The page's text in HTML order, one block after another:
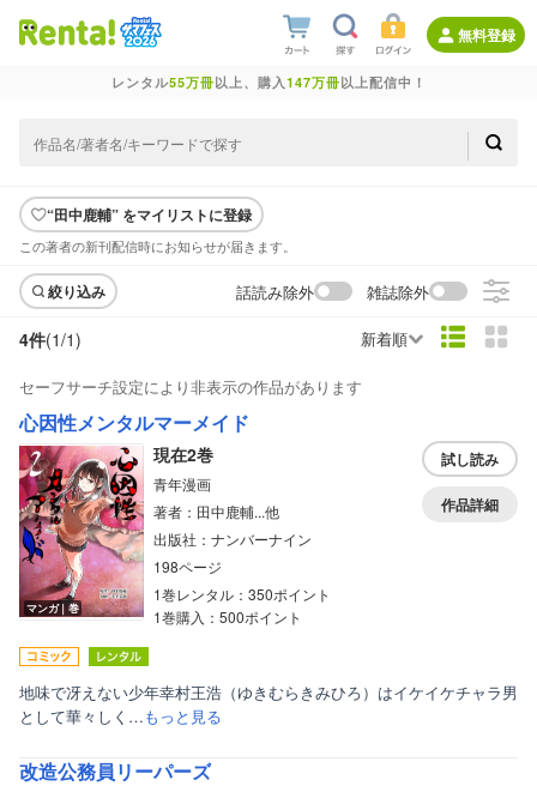
無料登録
レンタル55万冊以上、購入147万冊以上配信中！
“田中鹿輔” をマイリストに登録
この著者の新刊配信時にお知らせが届きます。
絞り込み 話読み除外 雑誌除外
4件(1/1) 新着順
セーフサーチ設定により非表示の作品があります
心因性メンタルマーメイド
マンガ｜巻
現在2巻
青年漫画
著者：田中鹿輔...他
出版社：ナンバーナイン
198ページ
1巻レンタル：350ポイント
1巻購入：500ポイント
試し読み
作品詳細
地味で冴えない少年幸村王浩（ゆきむらきみひろ）はイケイケチャラ男
として華々しく…もっと見る
改造公務員リーパーズ